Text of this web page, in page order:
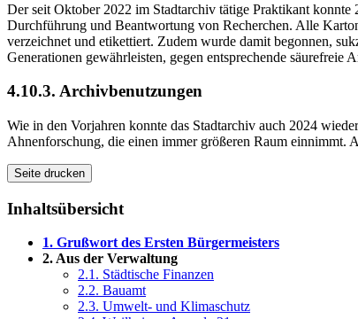
Der seit Oktober 2022 im Stadtarchiv tätige Praktikant
Durchführung und Beantwortung von Recherchen. Alle
verzeichnet und etikettiert. Zudem wurde damit begonnen,
Generationen gewährleisten, gegen entsprechende säurefreie
4.10.3. Archivbenutzungen
Wie in den Vorjahren konnte das Stadtarchiv auch 2024
Ahnenforschung, die einen immer größeren Raum einnimmt.
Seite drucken
Inhaltsübersicht
1. Grußwort des Ersten Bürgermeisters
2. Aus der Verwaltung
2.1. Städtische Finanzen
2.2. Bauamt
2.3. Umwelt- und Klimaschutz